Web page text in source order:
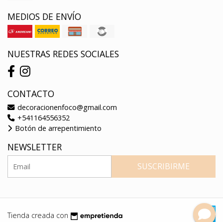
MEDIOS DE ENVÍO
NUESTRAS REDES SOCIALES
CONTACTO
decoracionenfoco@gmail.com
+541164556352
Botón de arrepentimiento
NEWSLETTER
SUSCRIBIRME
Tienda creada con